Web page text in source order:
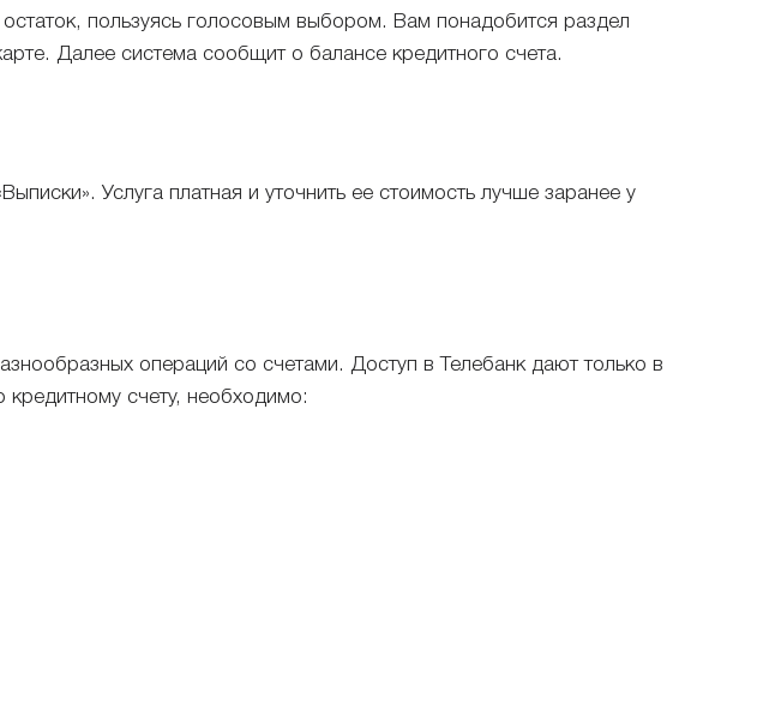
пользуясь голосовым выбором. Вам понадобится раздел
Далее система сообщит о балансе кредитного счета.
Услуга платная и уточнить ее стоимость лучше заранее у
операций со счетами. Доступ в Телебанк дают только в
кредитному счету, необходимо: